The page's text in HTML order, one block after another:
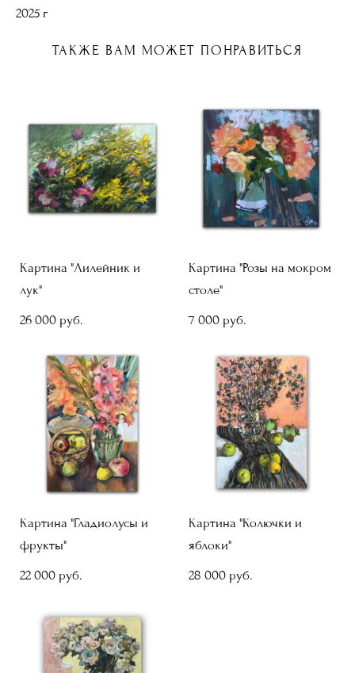
2025 г
ТАКЖЕ ВАМ МОЖЕТ ПОНРАВИТЬСЯ
Картина "Лилейник и
лук"
26 000 pуб.
Картина "Розы на мокром
столе"
7 000 pуб.
Картина "Гладиолусы и
фрукты"
22 000 pуб.
Картина "Колючки и
яблоки"
28 000 pуб.